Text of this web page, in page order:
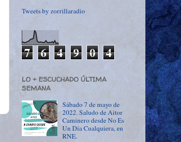
Tweets by zorrillaradio
7 6 4 9 0 4
LO + ESCUCHADO ÚLTIMA
SEMANA
Sábado 7 de mayo de
2022. Saludo de Aitor
Caminero desde No Es
Un Día Cualquiera, en
RNE.